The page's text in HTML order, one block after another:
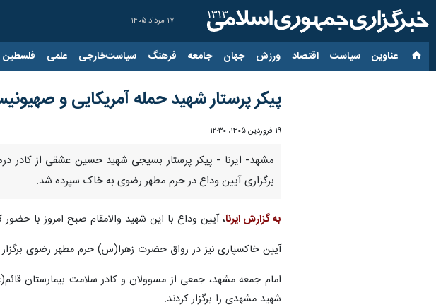
۱۷ مرداد ۱۴۰۵
عناوین‌ سیاست اقتصاد ورزش جهان جامعه فرهنگ سیاست‌خارجی علمی فلسطین
پیکر پرستار شهید حمله آمریکایی و
۱۹ فروردین ۱۴۰۵، ۱۲:۳۰
مشهد- ایرنا - پیکر پرستار بسیجی شهید حسین عشقی از کادر
برگزاری آیین وداع در حرم مطهر رضوی به خاک سپرده شد.
به گزارش ایرنا، آیین وداع با این شهید والامقام صبح امروز با
آیین خاکسپاری نیز در رواق حضرت زهرا(س) حرم مطهر رضوی
امام جمعه مشهد، جمعی از مسوولان و کادر سلامت بیمارستان
شهید مشهدی را برگزار کردند.